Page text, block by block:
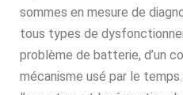
sommes en mesure de
tous types de
problème de batterie, d’un
mécanisme usé par le